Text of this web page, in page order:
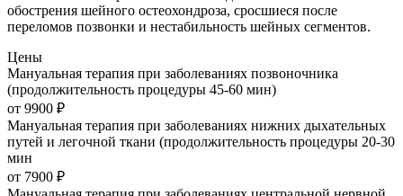
обострения шейного остеохондроза, сросшиеся после
переломов позвонки и нестабильность шейных сегментов.
Цены
Мануальная терапия при заболеваниях позвоночника
(продолжительность процедуры 45-60 мин)
от 9900 ₽
Мануальная терапия при заболеваниях нижних дыхательных
путей и легочной ткани (продолжительность процедуры 20-30
мин
от 7900 ₽